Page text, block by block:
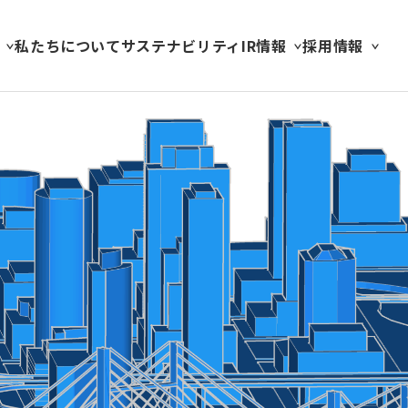
閉じる
私たちについてサステナビリティ IR情報
閉じる
採用情報
閉じる